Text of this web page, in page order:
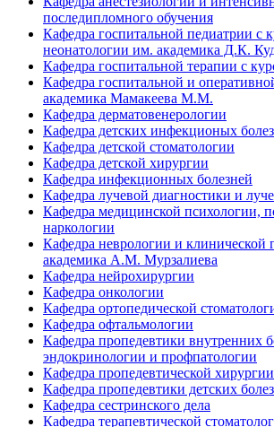
последипломного обучения
Кафедра госпитальной педиатрии с
неонатологии им. академика Д.К.
Кафедра госпитальной терапии с
Кафедра госпитальной и
академика Мамакеева М.М.
Кафедра дерматовенерологии
Кафедра детских инфекционых
Кафедра детской стоматологии
Кафедра детской хирургии
Кафедра инфекционных болезней
Кафедра лучевой диагностики и
Кафедра медицинской психологии,
наркологии
Кафедра неврологии и клинической
академика А.М. Мурзалиева
Кафедра нейрохирургии
Кафедра онкологии
Кафедра ортопедической
Кафедра офтальмологии
Кафедра пропедевтики внутренних
эндокринологии и профпатологии
Кафедра пропедевтической хирургии
Кафедра пропедевтики детских
Кафедра сестринского дела
Кафедра терапевтической